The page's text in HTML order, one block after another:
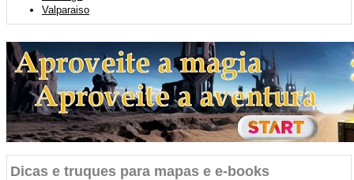
Valparaiso
Dicas e truques para mapas e e-books